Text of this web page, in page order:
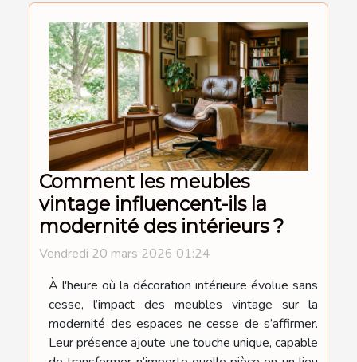
Comment les meubles
vintage influencent-ils la
modernité des intérieurs ?
Vendredi 20 mars 2026 01:24
À l'heure où la décoration intérieure évolue sans
cesse, l’impact des meubles vintage sur la
modernité des espaces ne cesse de s’affirmer.
Leur présence ajoute une touche unique, capable